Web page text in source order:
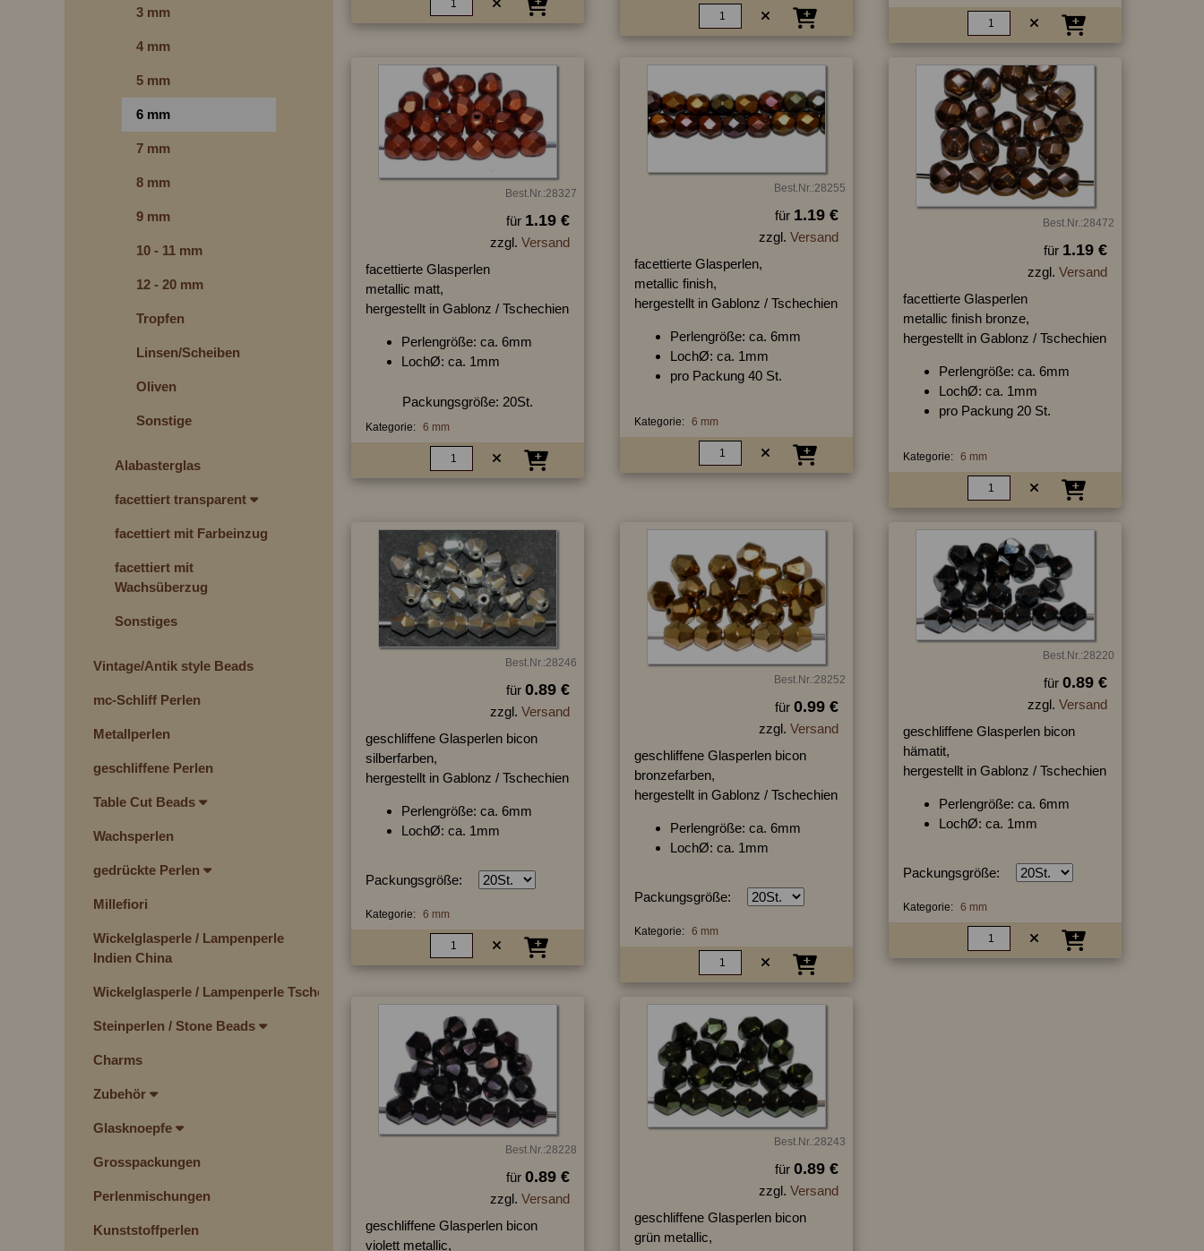
3 mm
4 mm
5 mm
6 mm
7 mm
8 mm
9 mm
10 - 11 mm
12 - 20 mm
Tropfen
Linsen/Scheiben
Oliven
Sonstige
Alabasterglas
facettiert transparent
facettiert mit Farbeinzug
facettiert mit
Wachsüberzug
Sonstiges
Vintage/Antik style Beads
mc-Schliff Perlen
Metallperlen
geschliffene Perlen
Table Cut Beads
Wachsperlen
gedrückte Perlen
Millefiori
Wickelglasperle / Lampenperle
Indien China
Wickelglasperle / Lampenperle Tschechien
Steinperlen / Stone Beads
Charms
Zubehör
Glasknoepfe
Grosspackungen
Perlenmischungen
Kunststoffperlen
Best.Nr.:28327
für 1.19 €
zzgl. Versand
facettierte Glasperlen
metallic matt,
hergestellt in Gablonz / Tschechien
Perlengröße: ca. 6mm
LochØ: ca. 1mm
Packungsgröße: 20St.
Kategorie: 6 mm
Best.Nr.:28255
für 1.19 €
zzgl. Versand
facettierte Glasperlen,
metallic finish,
hergestellt in Gablonz / Tschechien
Perlengröße: ca. 6mm
LochØ: ca. 1mm
pro Packung 40 St.
Kategorie: 6 mm
Best.Nr.:28472
für 1.19 €
zzgl. Versand
facettierte Glasperlen
metallic finish bronze,
hergestellt in Gablonz / Tschechien
Perlengröße: ca. 6mm
LochØ: ca. 1mm
pro Packung 20 St.
Kategorie: 6 mm
Best.Nr.:28246
für 0.89 €
zzgl. Versand
geschliffene Glasperlen bicon
silberfarben,
hergestellt in Gablonz / Tschechien
Perlengröße: ca. 6mm
LochØ: ca. 1mm
Packungsgröße:
Kategorie: 6 mm
Best.Nr.:28252
für 0.99 €
zzgl. Versand
geschliffene Glasperlen bicon
bronzefarben,
hergestellt in Gablonz / Tschechien
Perlengröße: ca. 6mm
LochØ: ca. 1mm
Packungsgröße:
Kategorie: 6 mm
Best.Nr.:28220
für 0.89 €
zzgl. Versand
geschliffene Glasperlen bicon
hämatit,
hergestellt in Gablonz / Tschechien
Perlengröße: ca. 6mm
LochØ: ca. 1mm
Packungsgröße:
Kategorie: 6 mm
Best.Nr.:28228
für 0.89 €
zzgl. Versand
geschliffene Glasperlen bicon
violett metallic,
Best.Nr.:28243
für 0.89 €
zzgl. Versand
geschliffene Glasperlen bicon
grün metallic,